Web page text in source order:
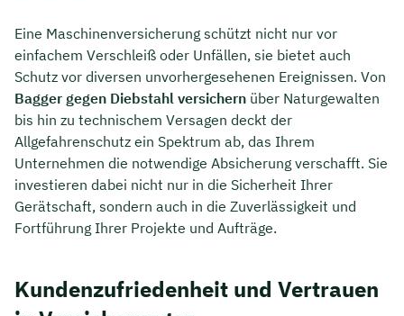
Eine Maschinenversicherung schützt nicht nur vor
einfachem Verschleiß oder Unfällen, sie bietet auch
Schutz vor diversen unvorhergesehenen Ereignissen. Von
Bagger gegen Diebstahl versichern über Naturgewalten
bis hin zu technischem Versagen deckt der
Allgefahrenschutz ein Spektrum ab, das Ihrem
Unternehmen die notwendige Absicherung verschafft. Sie
investieren dabei nicht nur in die Sicherheit Ihrer
Gerätschaft, sondern auch in die Zuverlässigkeit und
Fortführung Ihrer Projekte und Aufträge.
Kundenzufriedenheit und Vertrauen